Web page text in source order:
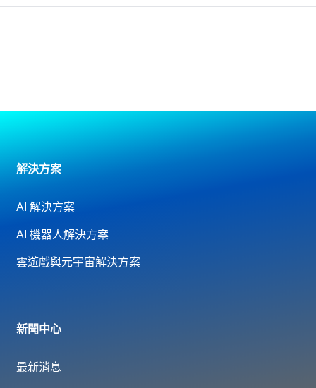
解決方案
AI 解決方案
AI 機器人解決方案
雲遊戲與元宇宙解決方案
新聞中心
最新消息